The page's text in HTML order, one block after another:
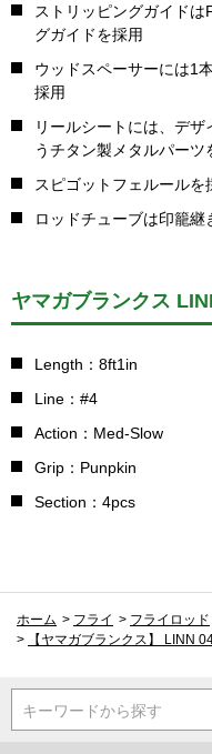
ストリッピングガイド
グガイドを採用
ウッドスペーサーには1
採用
リールシートには、デ
うチタン製メタルパーツ
スピゴットフェルール
ロッドチューブは印籠継
ヤマガブランクス
Length：8ft1in
Line：#4
Action：Med-Slow
Grip：Punpkin
Section：4pcs
ホーム > フライ > フライロッド
>
【ヤマガブランクス】 LINN
キーワードから探す